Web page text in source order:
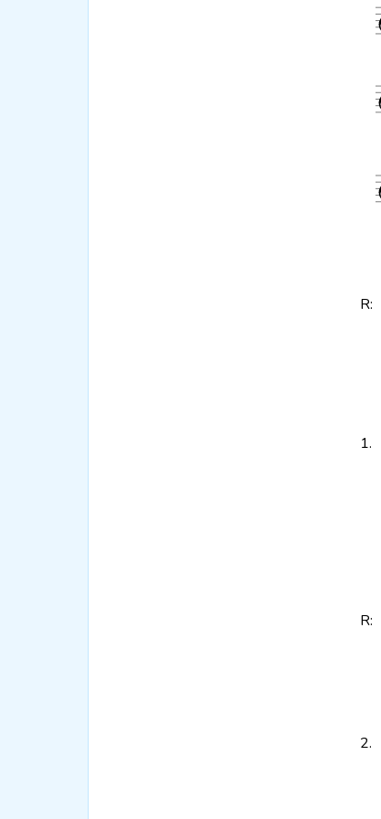
R:
1.
R:
2.